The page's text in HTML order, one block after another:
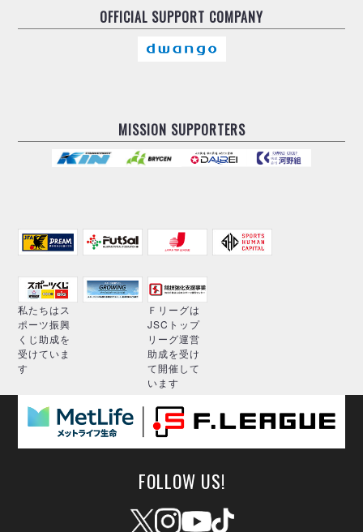
OFFICIAL SUPPORT COMPANY
MISSION SUPPORTERS
私たちはス
ポーツ振興
くじ助成を
受けていま
す
Ｆリーグは
JSCトップ
リーグ運営
助成を受け
て開催して
います
FOLLOW US!